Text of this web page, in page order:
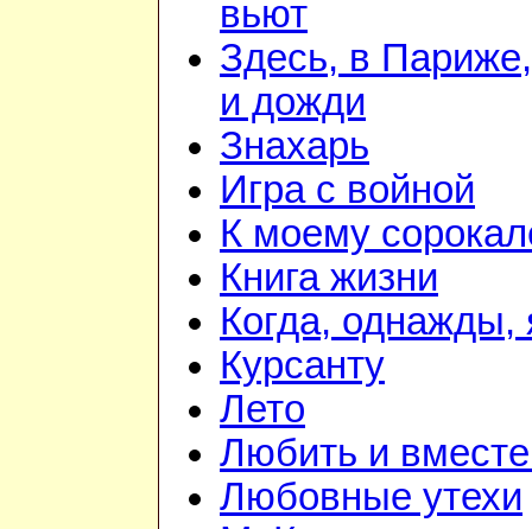
вьют
Здесь, в
и дожди
Знахарь
Игра с войной
К моему
Книга жизни
Когда, однажды,
Курсанту
Лето
Любить и
Любовные утехи